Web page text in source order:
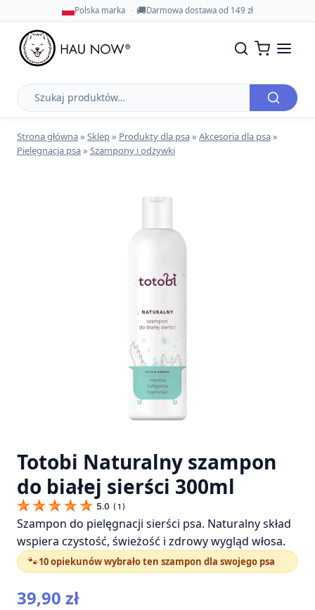
Polska marka 🚚Darmowa dostawa od 149 zł
Szukaj
produktów
Strona główna» Sklep» Produkty dla psa» Akcesoria dla psa»
Pielęgnacja psa» Szampony i odżywki
Totobi Naturalny szampon
do białej sierści 300ml
5.0 ( 1 )
Szampon do pielęgnacji sierści psa. Naturalny skład
wspiera czystość, świeżość i zdrowy wygląd włosa.
🐾10 opiekunów wybrało ten szampon dla swojego psa
39,90 zł